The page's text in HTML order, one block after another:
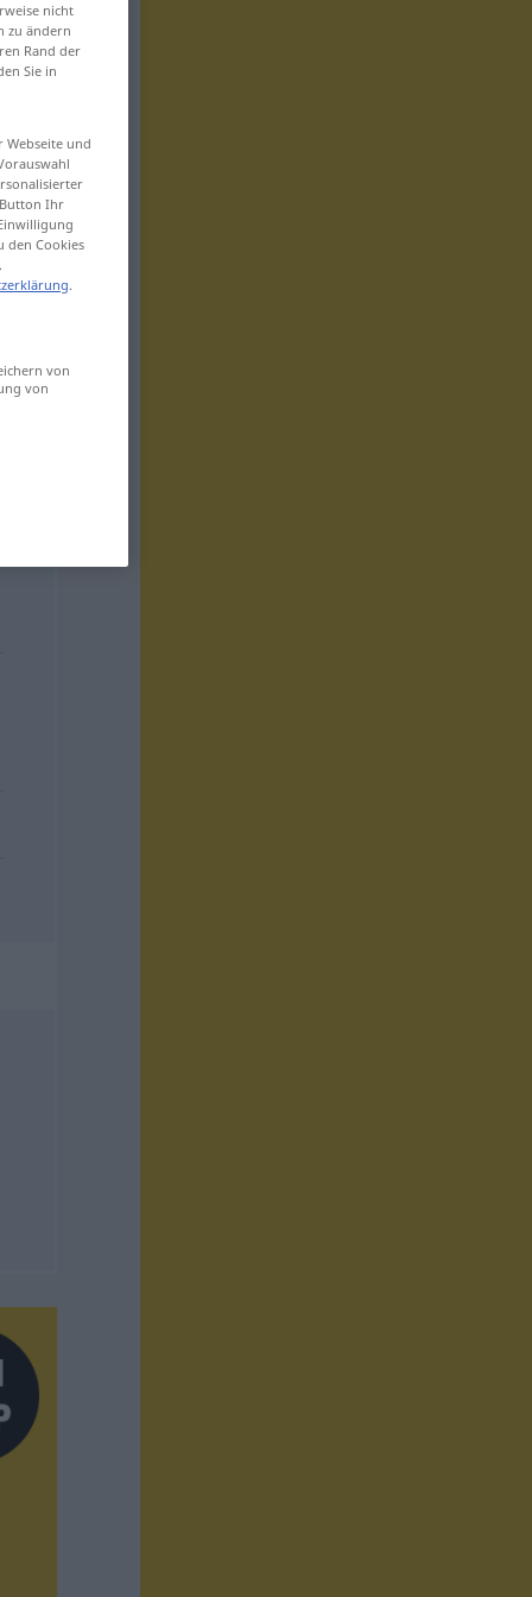
nicht
zu ändern
Rand der
Sie in
und
Ihr
den Cookies
.
von
von